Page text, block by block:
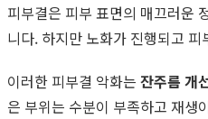
피부결은 피부 표면의 매끄러운
니다. 하지만 노화가 진행되고
이러한 피부결 악화는 잔주름 개
은 부위는 수분이 부족하고 재생